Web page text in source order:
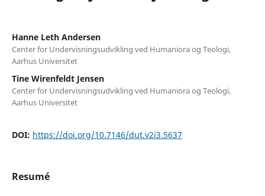
Hanne Leth Andersen
Center for Undervisningsudvikling ved Humaniora og Teologi,
Aarhus Universitet
Tine Wirenfeldt Jensen
Center for Undervisningsudvikling ved Humaniora og Teologi,
Aarhus Universitet
DOI: https://doi.org/10.7146/dut.v2i3.5637
Resumé